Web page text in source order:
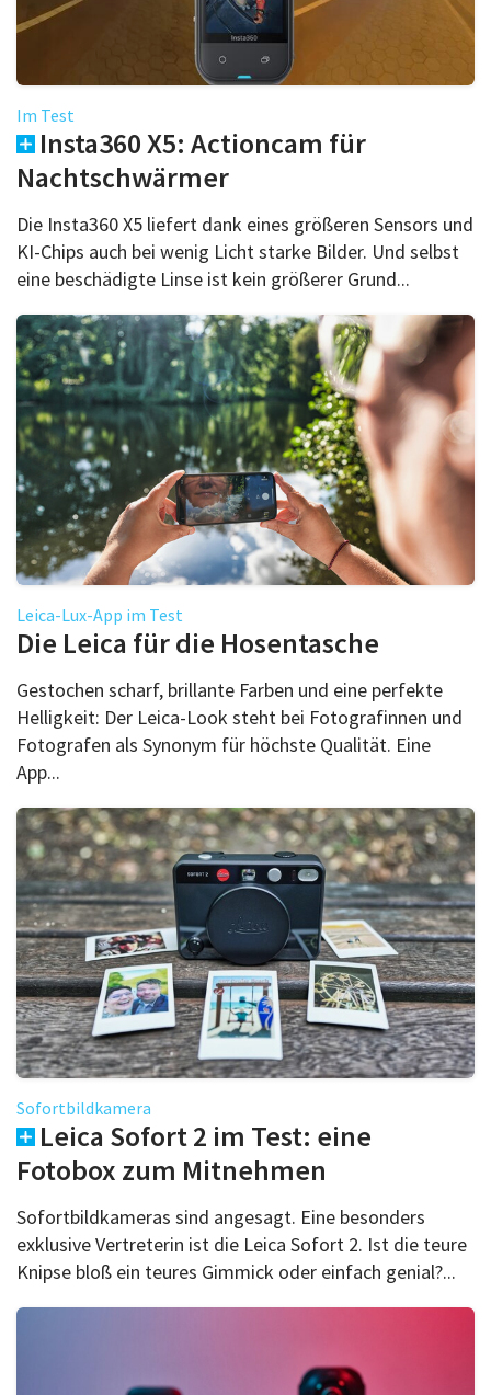
Im Test
Insta360 X5: Actioncam für
Nachtschwärmer
Die Insta360 X5 liefert dank eines größeren Sensors und
KI-Chips auch bei wenig Licht starke Bilder. Und selbst
eine beschädigte Linse ist kein größerer Grund...
Leica-Lux-App im Test
Die Leica für die Hosentasche
Gestochen scharf, brillante Farben und eine perfekte
Helligkeit: Der Leica-Look steht bei Fotografinnen und
Fotografen als Synonym für höchste Qualität. Eine
App...
Sofortbildkamera
Leica Sofort 2 im Test: eine
Fotobox zum Mitnehmen
Sofortbildkameras sind angesagt. Eine besonders
exklusive Vertreterin ist die Leica Sofort 2. Ist die teure
Knipse bloß ein teures Gimmick oder einfach genial?...